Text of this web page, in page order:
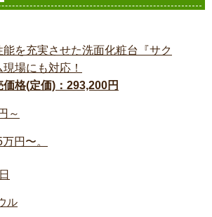
を充実させた洗面化粧台『サク
場にも対応！
格(定価)：293,200円
～
円〜。
ル